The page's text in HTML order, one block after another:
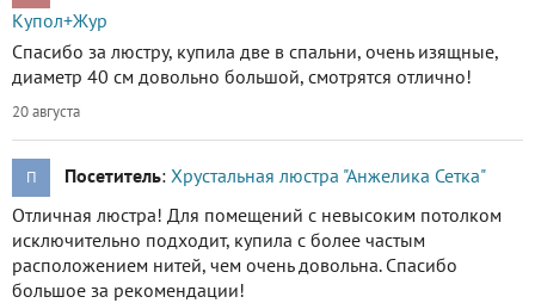
Купол+Жур
Спасибо за люстру, купила две в спальни, очень изящные,
диаметр 40 см довольно большой, смотрятся отлично!
20 августа
П Посетитель: Хрустальная люстра "Анжелика Сетка"
Отличная люстра! Для помещений с невысоким потолком
исключительно подходит, купила с более частым
расположением нитей, чем очень довольна. Спасибо
большое за рекомендации!